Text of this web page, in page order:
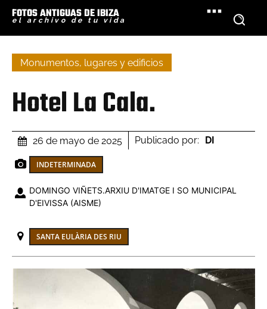
FOTOS ANTIGUAS DE IBIZA
el archivo de tu vida
Monumentos, lugares y edificios
Hotel La Cala.
26 de mayo de 2025 Publicado por: DI
INDETERMINADA
DOMINGO VIÑETS.ARXIU D'IMATGE I SO MUNICIPAL
D'EIVISSA (AISME)
SANTA EULÀRIA DES RIU